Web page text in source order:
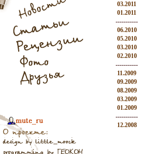
03.2011
01.2011
-----------
06.2010
05.2010
03.2010
02.2010
-----------
11.2009
09.2009
08.2009
03.2009
01.2009
-----------
12.2008